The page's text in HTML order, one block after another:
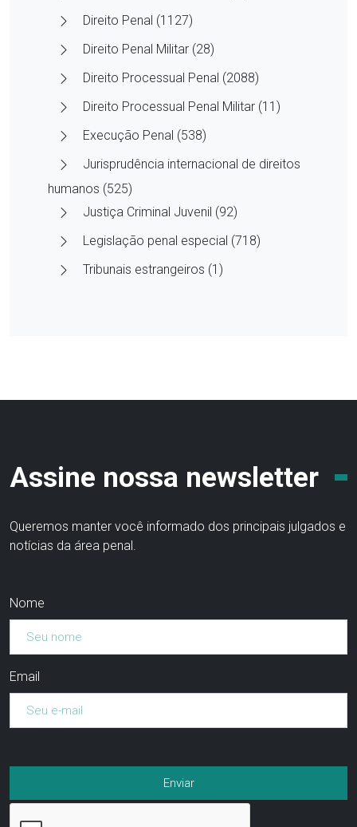
Direito Penal (1127)
Direito Penal Militar (28)
Direito Processual Penal (2088)
Direito Processual Penal Militar (11)
Execução Penal (538)
Jurisprudência internacional de direitos
humanos (525)
Justiça Criminal Juvenil (92)
Legislação penal especial (718)
Tribunais estrangeiros (1)
Assine nossa newsletter
Queremos manter você informado dos principais julgados e
notícias da área penal.
Nome
Email